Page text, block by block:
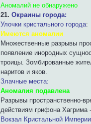
Аномалий не обнаружено
21. Окраины города:
Улочки кристального города:
Имеются аномалии
Множественные разрывы
появление инородных
троицы. Зомбированные
наритов и яков.
Злачные места:
Аномалия подавлена
Разрывы пространственно-
действиям грифона Хагрима
Вокзал Кристальной Империи